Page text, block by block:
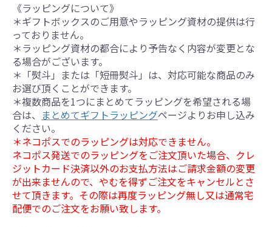
《ラッピングについて》
＊ギフトボックスのご用意やラッピング資材の提供は行
っておりません。
＊ラッピング資材の都合により予告なく内容が変更とな
る場合がございます。
＊「熨斗」または「短冊熨斗」は、対応可能な商品のみ
お選び頂くことができます。
＊複数商品を1つにまとめてラッピングを希望される場
合は、 まとめてギフトラッピングページよりお申し込み
ください。
＊ネコポスでのラッピングは対応できません。
ネコポス発送でのラッピングをご注文頂いた場合、クレ
ジットカード決済以外のお支払方法はご請求金額の変更
が出来ませんので、やむを得ずご注文をキャンセルとさ
せて頂きます。その際は再度ラッピング無し又は通常宅
配便でのご注文をお願い致します。